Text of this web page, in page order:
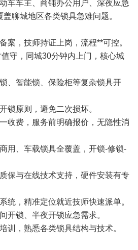
车车主、商铺办公用户、深夜应急
聊城地区各类锁具急难问题。
案，技师持证上岗，流程**可控。
守，同城30分钟内上门，核心城
、智能锁、保险柜等复杂锁具开
锁原则，避免二次损坏。
收费，服务前明确报价，无隐性消
用、车载锁具全覆盖，开锁-修锁-
保与在线技术支持，硬件安装有专
统，精准定位就近技师快速派单。
开锁、半夜开锁应急需求。
训，熟悉各类锁具结构与技术。